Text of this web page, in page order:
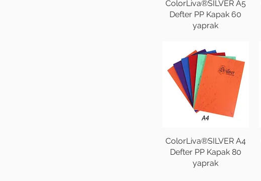
ColorLiva®SILVER A5
Defter PP Kapak 60
yaprak
ColorLiva®SILVER A4
Defter PP Kapak 80
yaprak